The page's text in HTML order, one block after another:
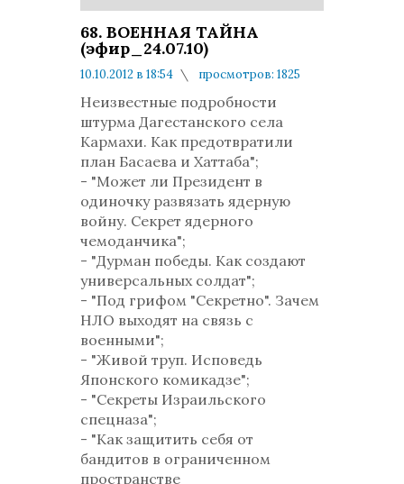
68. ВОЕННАЯ ТАЙНА
(эфир_24.07.10)
10.10.2012 в 18:54
просмотров: 1825
Неизвестные подробности
штурма Дагестанского села
Кармахи. Как предотвратили
план Басаева и Хаттаба";
- "Может ли Президент в
одиночку развязать ядерную
войну. Секрет ядерного
чемоданчика";
- "Дурман победы. Как создают
универсальных солдат";
- "Под грифом "Секретно". Зачем
НЛО выходят на связь с
военными";
- "Живой труп. Исповедь
Японского комикадзе";
- "Секреты Израильского
спецназа";
- "Как защитить себя от
бандитов в ограниченном
пространстве